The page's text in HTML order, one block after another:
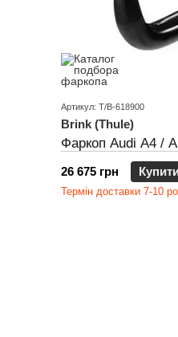
Артикул: T/B-618900
Brink (Thule)
Фаркоп Audi A4 /
26 675 грн
Термін доставки 7-10